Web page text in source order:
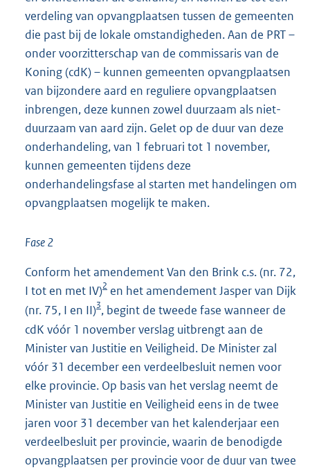
verdeling van opvangplaatsen tussen de gemeenten
die past bij de lokale omstandigheden. Aan de PRT –
onder voorzitterschap van de commissaris van de
Koning (cdK) – kunnen gemeenten opvangplaatsen
van bijzondere aard en reguliere opvangplaatsen
inbrengen, deze kunnen zowel duurzaam als niet-
duurzaam van aard zijn. Gelet op de duur van deze
onderhandeling, van 1 februari tot 1 november,
kunnen gemeenten tijdens deze
onderhandelingsfase al starten met handelingen om
opvangplaatsen mogelijk te maken.
Fase 2
Conform het amendement Van den Brink c.s. (nr. 72,
I tot en met IV)2 en het amendement Jasper van Dijk
(nr. 75, I en II)3, begint de tweede fase wanneer de
cdK vóór 1 november verslag uitbrengt aan de
Minister van Justitie en Veiligheid. De Minister zal
vóór 31 december een verdeelbesluit nemen voor
elke provincie. Op basis van het verslag neemt de
Minister van Justitie en Veiligheid eens in de twee
jaren voor 31 december van het kalenderjaar een
verdeelbesluit per provincie, waarin de benodigde
opvangplaatsen per provincie voor de duur van twee